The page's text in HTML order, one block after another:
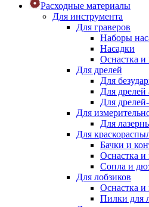
Расходные материалы
Для инструмента
Для граверов
Наборы
Насадки
Оснастка и
Для дрелей
Для
Для дрелей
Для
Для
Для
Для
Бачки и
Оснастка и
Сопла и
Для лобзиков
Оснастка и
Пилки для